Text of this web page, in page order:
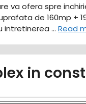
va ofera spre
de 160mp +
intretinerea … Read
in